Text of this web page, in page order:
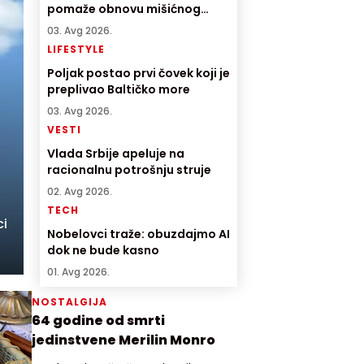
pomaže obnovu mišićnog
tkiva
03. Avg 2026.
LIFESTYLE
Poljak postao prvi čovek koji je
preplivao Baltičko more
03. Avg 2026.
VESTI
Vlada Srbije apeluje na
racionalnu potrošnju struje
02. Avg 2026.
TECH
Nobelovci traže: obuzdajmo AI
dok ne bude kasno
01. Avg 2026.
NOSTALGIJA
64 godine od smrti
jedinstvene Merilin Monro